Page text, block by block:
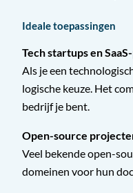
Ideale toepassingen
Tech startups en
Als je een
logische keuze. Het
bedrijf je bent.
Open-source
Veel bekende open-
domeinen voor hun